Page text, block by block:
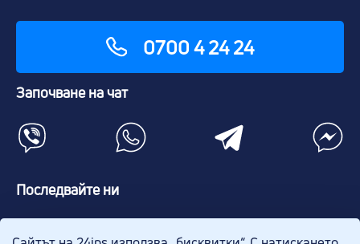
0700 4 24 24
Започване на чат
Последвайте ни